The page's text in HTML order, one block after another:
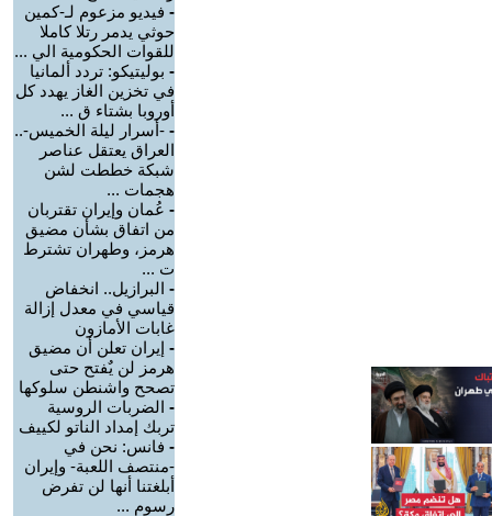
- فيديو مزعوم لـ-كمين
حوثي يدمر رتلا كاملا
للقوات الحكومية الي ...
- بوليتيكو: تردد ألمانيا
في تخزين الغاز يهدد كل
أوروبا بشتاء ق ...
- -أسرار ليلة الخميس-..
العراق يعتقل عناصر
شبكة خططت لشن
هجمات ...
- عُمان وإيران تقتربان
من اتفاق بشأن مضيق
هرمز، وطهران تشترط
ت ...
- البرازيل.. انخفاض
قياسي في معدل إزالة
غابات الأمازون
- إيران تعلن أن مضيق
هرمز لن يٌفتح حتى
تصحح واشنطن سلوكها
- الضربات الروسية
تربك إمداد الناتو لكييف
- فانس: نحن في
-منتصف اللعبة- وإيران
أبلغتنا أنها لن تفرض
رسوم ...